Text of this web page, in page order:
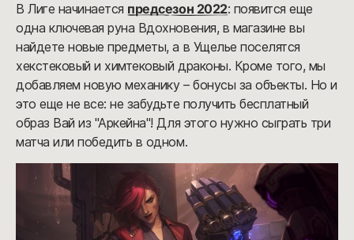
В Лиге начинается предсезон 2022: появится еще
одна ключевая руна Вдохновения, в магазине вы
найдете новые предметы, а в Ущелье поселятся
хекстековый и химтековый драконы. Кроме того, мы
добавляем новую механику – бонусы за объекты. Но и
это еще не все: не забудьте получить бесплатный
образ Вай из "Аркейна"! Для этого нужно сыграть три
матча или победить в одном.